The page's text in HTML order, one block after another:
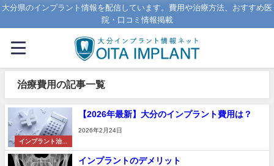
大分県のインプラント情報を配信しています。費用や治療方法、おすすめ医
院・口コミ情報掲載
治療費用の記事一覧
インプラント治療
法
【2026年最新】大分のインプラント費用は？
2026年2月24日
インプラントのデメリット